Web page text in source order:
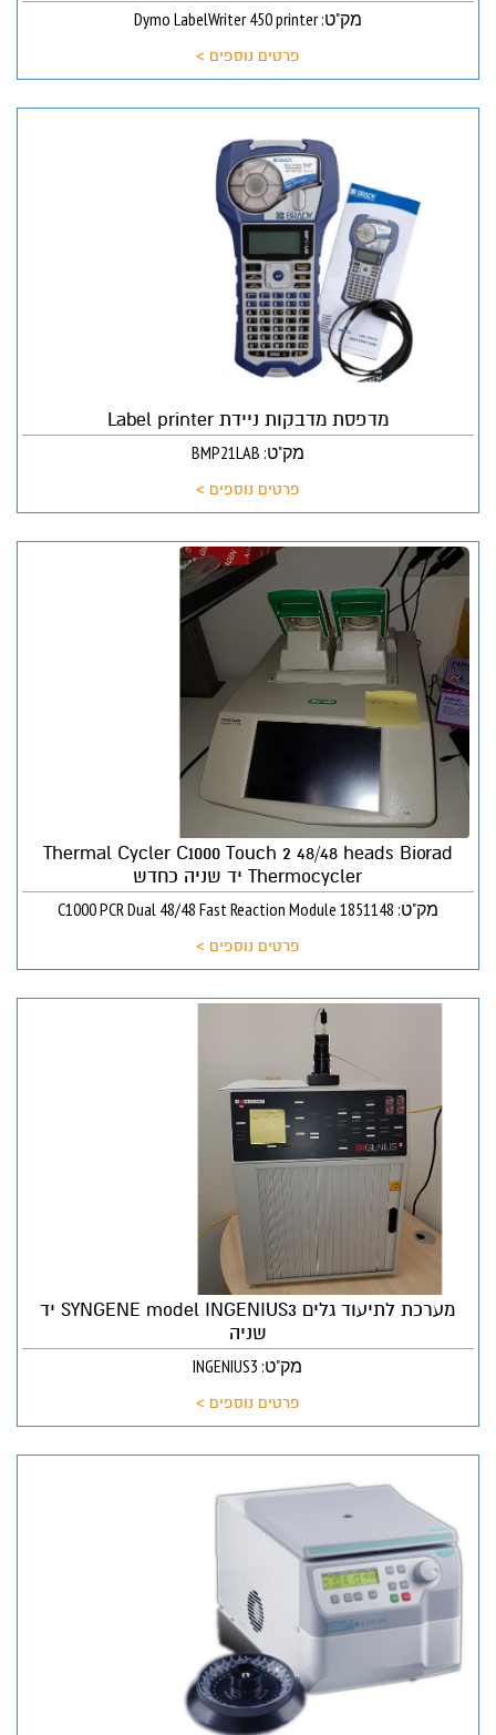
מק"ט: Dymo LabelWriter 450 printer
פרטים נוספים >
מדפסת מדבקות ניידת Label printer
מק"ט: BMP21LAB
פרטים נוספים >
Thermal Cycler C1000 Touch 2 48/48 heads Biorad
Thermocycler יד שניה כחדש
מק"ט: C1000 PCR Dual 48/48 Fast Reaction Module 1851148
פרטים נוספים >
מערכת לתיעוד גלים SYNGENE model INGENIUS3 יד
שניה
מק"ט: INGENIUS3
פרטים נוספים >